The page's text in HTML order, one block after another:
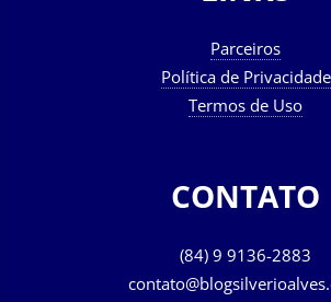
Parceiros
Política de Privacidade
Termos de Uso
CONTATO
(84) 9 9136-2883